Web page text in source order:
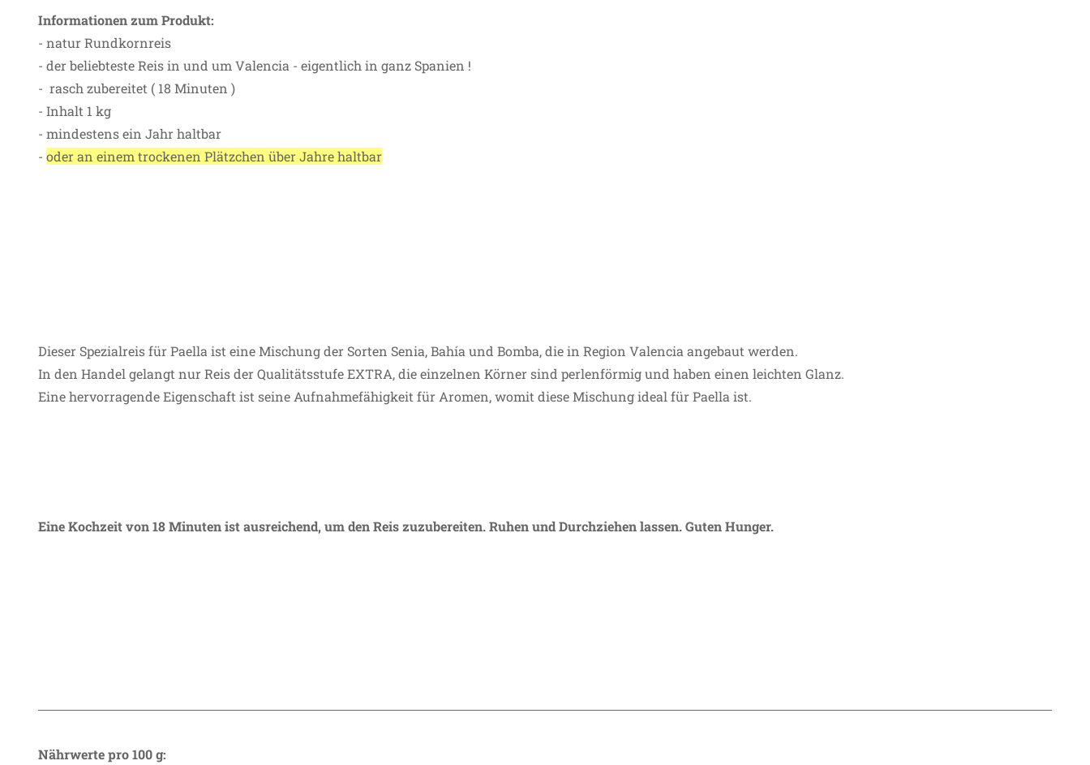
Informationen zum Produkt:
- natur Rundkornreis
- der beliebteste Reis in und um Valencia - eigentlich in ganz Spanien !
- rasch zubereitet ( 18 Minuten )
- Inhalt 1 kg
- mindestens ein Jahr haltbar
- oder an einem trockenen Plätzchen über Jahre haltbar
Dieser Spezialreis für Paella ist eine Mischung der Sorten Senia, Bahía und Bomba, die in Region Valencia angebaut werden.
In den Handel gelangt nur Reis der Qualitätsstufe EXTRA, die einzelnen Körner sind perlenförmig und haben einen leichten Glanz.
Eine hervorragende Eigenschaft ist seine Aufnahmefähigkeit für Aromen, womit diese Mischung ideal für Paella ist.
Eine Kochzeit von 18 Minuten ist ausreichend, um den Reis zuzubereiten. Ruhen und Durchziehen lassen. Guten Hunger.
Nährwerte pro 100 g: